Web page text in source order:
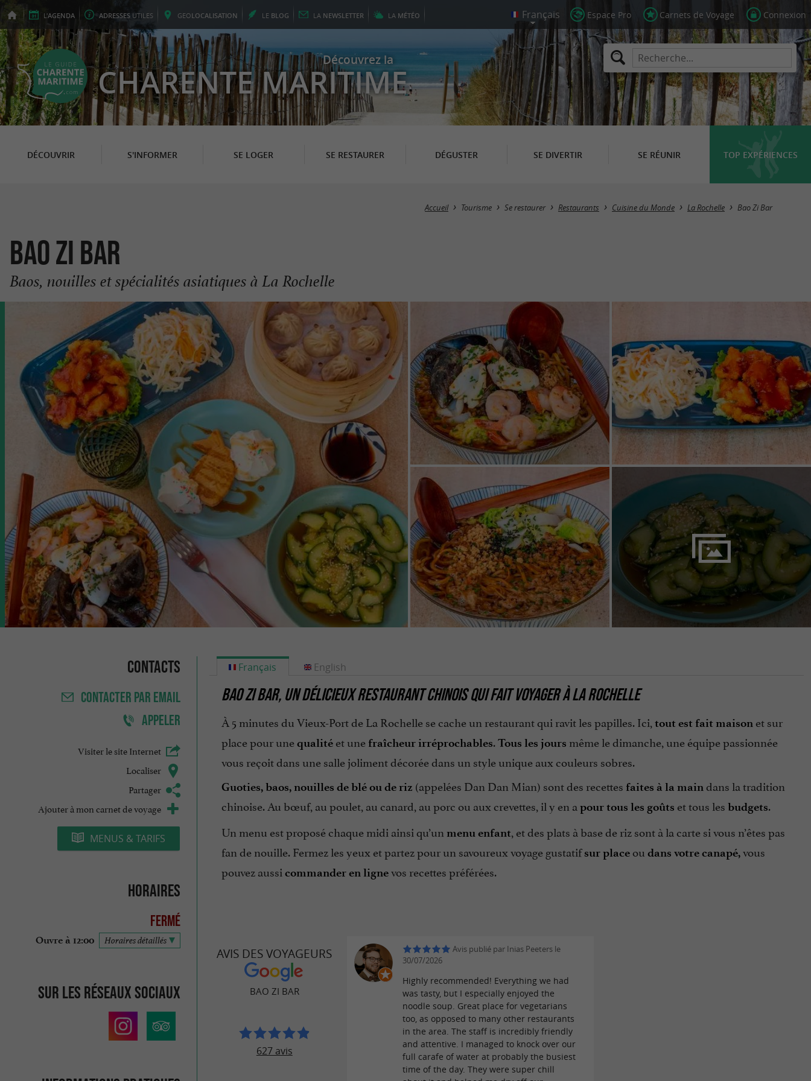
L'AGENDA ADRESSES UTILES GEOLOCALISATION LE BLOG LA NEWSLETTER LA MÉTÉO Espace Pro Carnets de Voyage Connexion
Découvrez la
CHARENTE MARITIME
DÉCOUVRIR S'INFORMER SE LOGER SE RESTAURER DÉGUSTER SE DIVERTIR SE RÉUNIR TOP EXPÉRIENCES
Accueil Tourisme Se restaurer Restaurants Cuisine du Monde La Rochelle Bao Zi Bar
Bao Zi Bar
Baos, nouilles et spécialités asiatiques à La Rochelle
Contacts
CONTACTER PAR EMAIL
APPELER
Visiter le site Internet
Localiser
Partager
Ajouter à mon carnet de voyage
MENUS & TARIFS
Horaires
Fermé
Ouvre à 12:00 Horaires détaillés
Sur les réseaux sociaux
Français
BAO ZI BAR,UN DÉLICIEUX RESTAURANT CHINOIS QUI FAIT VOYAGERÀ LA ROCHELLE
À 5 minutes du Vieux-Port de La Rochelle se cache un restaurant qui ravit les papilles. Ici, tout est fait maison et sur
place pour unequalité et une fraîcheur irréprochables.Tous les jours même le dimanche, une équipe passionnée
vous reçoit dans une salle joliment décorée dans un style unique aux couleurs sobres.
Guoties, baos, nouilles de blé ou de riz (appelées Dan Dan Mian) sont des recettes faites à la maindans la tradition
chinoise. Au bœuf, au poulet, au canard, au porc ou aux crevettes, il y en a pour tous les goûts et tous les budgets.
Un menu est proposé chaque midi ainsi qu’un menu enfant, et des plats à base de riz sont à la carte si vous n’êtes pas
fan de nouille. Fermez les yeux et partez pour un savoureux voyage gustatifsur placeou dans votre canapé,vous
pouvez aussi commander en lignevos recettes préférées.
English
AVIS DES VOYAGEURS
BAO ZI BAR
627 avis
Avis publié par Inias Peeters le
30/07/2026
Highly recommended! Everything we had
was tasty, but I especially enjoyed the
noodle soup. Great place for vegetarians
too, as opposed to many other restaurants
in the area. The staff is incredibly friendly
and attentive. I managed to knock over our
full carafe of water at probably the busiest
time of the day. They were super chill